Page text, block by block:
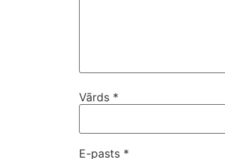
Vārds *
E-pasts *